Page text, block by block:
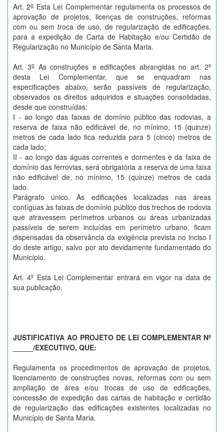
Art. 2oEsta Lei Complementar regulamenta os processos de
aprovação de projetos, licenças de construções, reformas
com ou sem troca de uso, de regularização de edificações,
para a expedição de Carta de Habitação e/ou Certidão de
Regularização no Município de Santa Maria.
Art. 3oAs construções e edificações abrangidas no art. 2º
desta Lei Complementar, que se enquadram nas
especificações abaixo, serão passíveis de regularização,
observados os direitos adquiridos e situações consolidadas,
desde que construídas:
I - ao longo das faixas de domínio público das rodovias, a
reserva de faixa não edificável de, no mínimo, 15 (quinze)
metros de cada lado fica reduzida para 5 (cinco) metros de
cada lado;
II - ao longo das águas correntes e dormentes e da faixa de
domínio das ferrovias, será obrigatória a reserva de uma faixa
não edificável de, no mínimo, 15 (quinze) metros de cada
lado.
Parágrafo único. As edificações localizadas nas áreas
contíguas às faixas de domínio público dos trechos de rodovia
que atravessem perímetros urbanos ou áreas urbanizadas
passíveis de serem incluídas em perímetro urbano, ficam
dispensadas da observância da exigência prevista no inciso I
do deste artigo, salvo por ato devidamente fundamentado do
Município.
Art. 4º Esta Lei Complementar entrará em vigor na data de
sua publicação.
JUSTIFICATIVA AO PROJETO DE LEI COMPLEMENTAR Nº
_____/EXECUTIVO, QUE:
Regulamenta os procedimentos de aprovação de projetos,
licenciamento de construções novas, reformas com ou sem
ampliação de área e/ou trocas de uso de edificações,
concessão de expedição das cartas de habitação e certidão
de regularização das edificações existentes localizadas no
Município de Santa Maria.